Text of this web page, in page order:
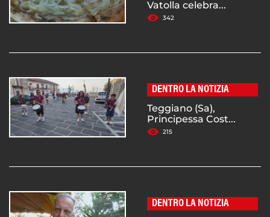
Vatolla celebra...
342
DENTRO LA NOTIZIA
Teggiano (Sa),
Principessa Cost...
215
DENTRO LA NOTIZIA